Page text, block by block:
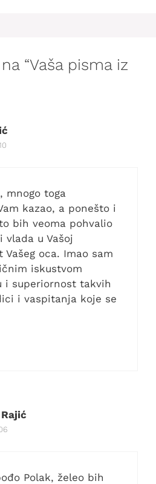
“Vaša pisma iz
mnogo toga
kazao, a ponešto i
bih veoma pohvalio
vlada u Vašoj
oca. Imao sam
iskustvom
i superiornost takvih
i vaspitanja koje se
Polak, želeo bih